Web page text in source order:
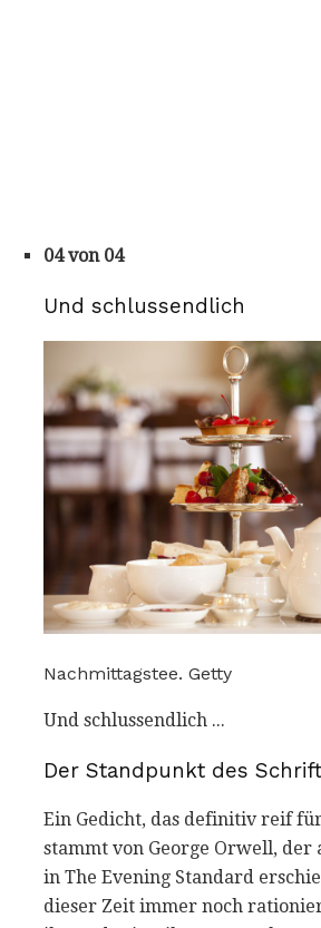
04 von 04
Und schlussendlich
Nachmittagstee. Getty
Und schlussendlich ...
Der Standpunkt des
Ein Gedicht, das definitiv reif
stammt von George Orwell, der
in The Evening Standard
dieser Zeit immer noch